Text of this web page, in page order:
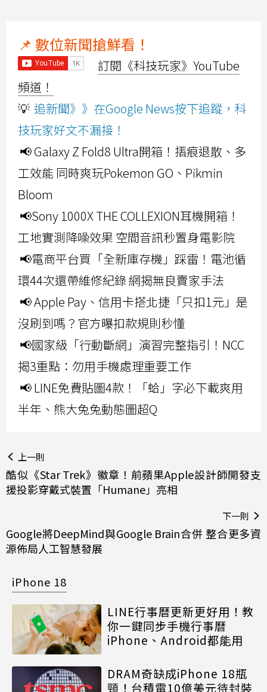
📌 數位新聞搶鮮看！
訂閱《科技玩家》YouTube
頻道！
💡 追新聞》》在Google News按下追蹤，科
技玩家好文不漏接！
📢 Galaxy Z Fold8 Ultra開箱！摺痕退散、多
工效能 同時爽玩Pokemon GO、Pikmin
Bloom
📢Sony 1000X THE COLLEXION耳機開箱！
工地實測降噪效果 空間音訊秒置身電影院
📢電商平台買「全新庫存機」踩雷！電池循
環44次還帶維修紀錄 網揭無良賣家手法
📢 Apple Pay、信用卡搭北捷「只扣1元」是
沒刷到嗎？官方曝扣款規則秒懂
📢國家級「行動斷網」演習完整指引！NCC
揭3重點：勿用手機處理重要工作
📢 LINE免費貼圖4款！「蛤」字必下載爽用
半年、熊大兔兔動態圖超Q
上一則
酷似《Star Trek》徽章！前蘋果Apple設計師開發支
援投影穿戴式裝置「Humane」亮相
下一則
Google將DeepMind與Google Brain合併 整合更多資
源佈局人工智慧發展
iPhone 18
LINE行事曆更新更好用！教
你一鍵同步手機行事曆
iPhone、Android都能用
DRAM奇缺成iPhone 18瓶
頸！台積電10億美元待封裝